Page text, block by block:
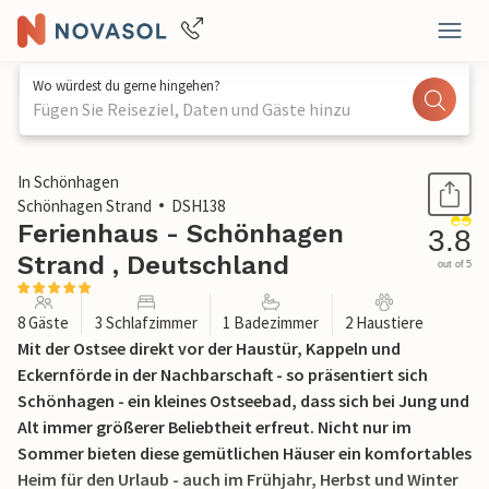
Wo würdest du gerne hingehen?
Fügen Sie Reiseziel, Daten und Gäste hinzu
1 / 12
In Schönhagen
Schönhagen Strand
DSH138
Ferienhaus - Schönhagen
Strand , Deutschland
3.8
out of 5
8 Gäste 3 Schlafzimmer 1 Badezimmer 2 Haustiere
Mit der Ostsee direkt vor der Haustür, Kappeln und
Eckernförde in der Nachbarschaft - so präsentiert sich
Schönhagen - ein kleines Ostseebad, dass sich bei Jung und
Alt immer größerer Beliebtheit erfreut. Nicht nur im
Sommer bieten diese gemütlichen Häuser ein komfortables
Heim für den Urlaub - auch im Frühjahr, Herbst und Winter